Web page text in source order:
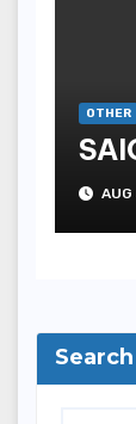
OTHER
Search